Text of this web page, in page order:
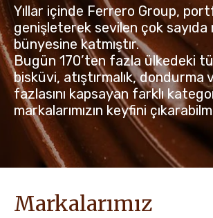
HABERLER VE
Yıllar içinde Ferrero Group,
genişleterek sevilen çok sayıda
bünyesine katmıştır.
Bugün 170’ten fazla ülkedeki
bisküvi, atıştırmalık, dondurma
fazlasını kapsayan farklı
markalarımızın keyfini
Markalarımız